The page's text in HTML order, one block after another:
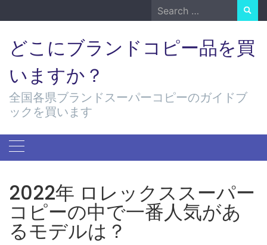
to
Search
for:
どこにブランドコピー品を買
いますか？
全国各県ブランドスーパーコピーのガイドブ
ックを買います
2022年 ロレックススーパー
コピーの中で一番人気があ
るモデルは？